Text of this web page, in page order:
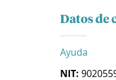
Datos de
Ayuda
NIT: